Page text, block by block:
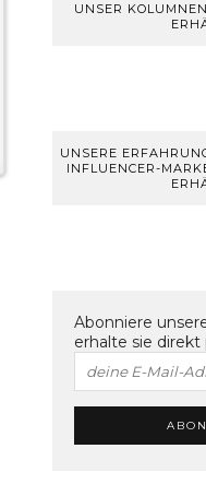
UNSER
UNSERE
INFLUENCER-
Abonniere
erhalte sie direkt